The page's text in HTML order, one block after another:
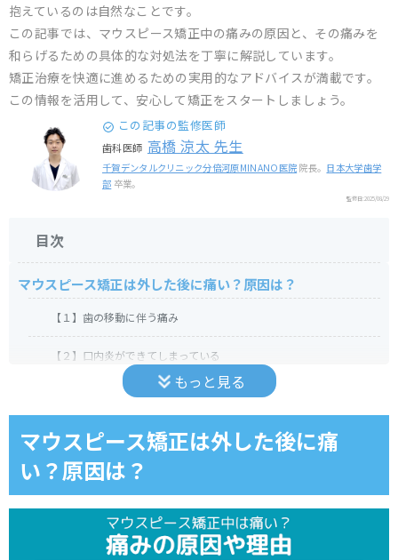
抱えているのは自然なことです。
この記事では、マウスピース矯正中の痛みの原因と、その痛みを
和らげるための具体的な対処法を丁寧に解説しています。
矯正治療を快適に進めるための実用的なアドバイスが満載です。
この情報を活用して、安心して矯正をスタートしましょう。
この記事の監修医師
歯科医師 高橋 涼太 先生
千賀デンタルクリニック分倍河原MINANO医院 院長。 日本大学歯学
部 卒業。
監修日:2025/08/29
目次
マウスピース矯正は外した後に痛い？原因は？
【１】歯の移動に伴う痛み
【２】口内炎ができてしまっている
【３】マウスピースの縁が当たっている
【４】歯が動ききっていない
マウスピース矯正とワイヤー矯正で痛みに違いがある？死に
そうで眠れないときは？
痛みが激しい場合は担当医師に相談
もっと見る
マウスピース矯正は外した後に痛
い？原因は？